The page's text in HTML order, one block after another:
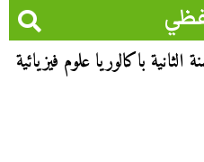
باكالوريا علوم فيزيائية